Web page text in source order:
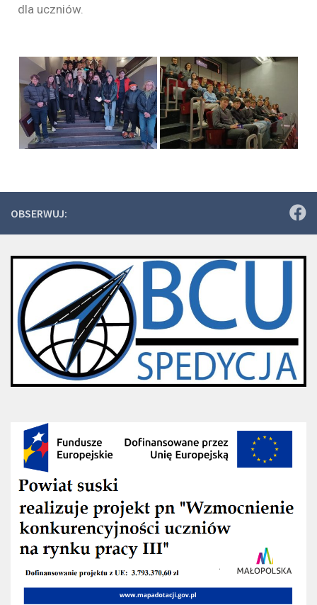
dla uczniów.
OBSERWUJ: